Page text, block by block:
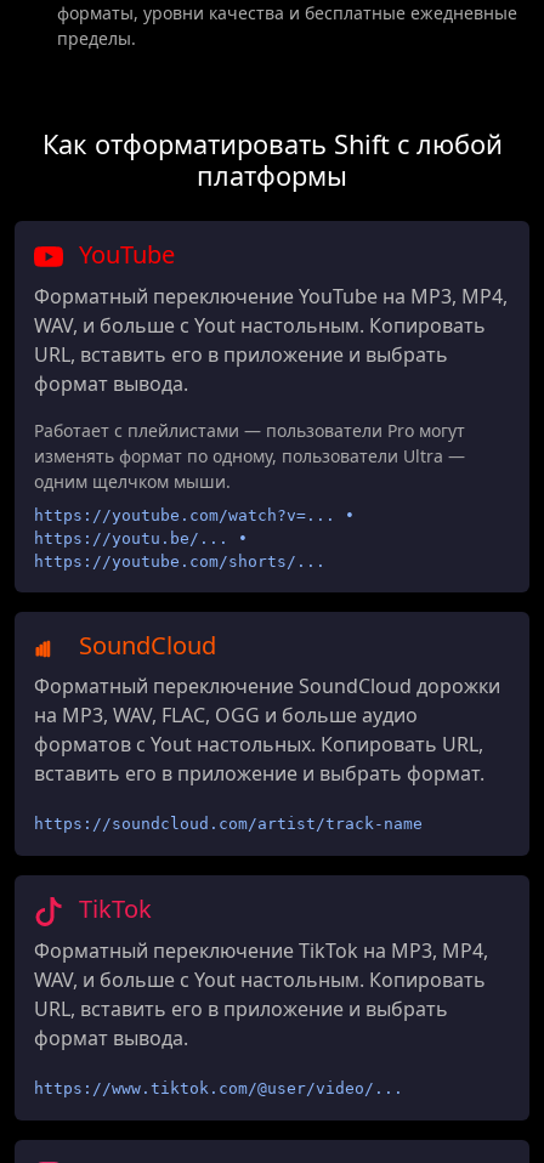
форматы, уровни качества и бесплатные ежедневные
пределы.
Как отформатировать Shift с любой
платформы
YouTube
Форматный переключение YouTube на MP3, MP4,
WAV, и больше с Yout настольным. Копировать
URL, вставить его в приложение и выбрать
формат вывода.
Работает с плейлистами — пользователи Pro могут
изменять формат по одному, пользователи Ultra —
одним щелчком мыши.
https://youtube.com/watch?v=... •
https://youtu.be/... •
https://youtube.com/shorts/...
SoundCloud
Форматный переключение SoundCloud дорожки
на MP3, WAV, FLAC, OGG и больше аудио
форматов с Yout настольных. Копировать URL,
вставить его в приложение и выбрать формат.
https://soundcloud.com/artist/track-name
TikTok
Форматный переключение TikTok на MP3, MP4,
WAV, и больше с Yout настольным. Копировать
URL, вставить его в приложение и выбрать
формат вывода.
https://www.tiktok.com/@user/video/...